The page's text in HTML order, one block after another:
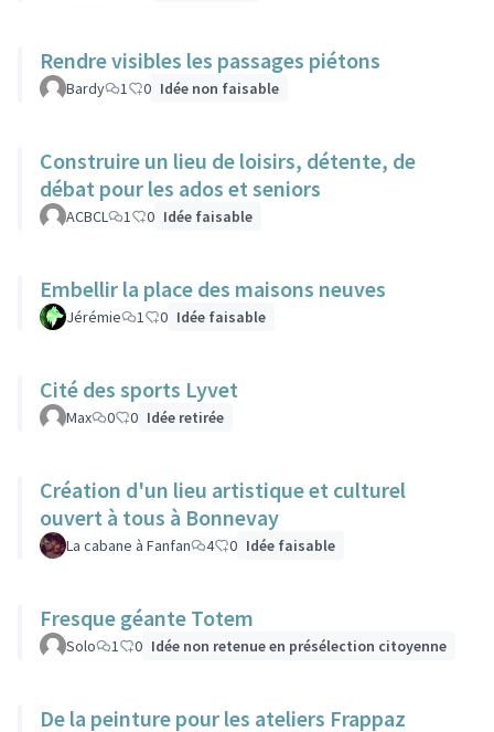
Rendre visibles les passages piétons
Bardy 1 0 Idée non faisable
Construire un lieu de loisirs, détente, de
débat pour les ados et seniors
ACBCL 1 0 Idée faisable
Embellir la place des maisons neuves
Jérémie 1 0 Idée faisable
Cité des sports Lyvet
Max 0 0 Idée retirée
Création d'un lieu artistique et culturel
ouvert à tous à Bonnevay
La cabane à Fanfan 4 0 Idée faisable
Fresque géante Totem
Solo 1 0 Idée non retenue en présélection citoyenne
De la peinture pour les ateliers Frappaz